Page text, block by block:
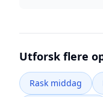
Utforsk flere
Rask middag